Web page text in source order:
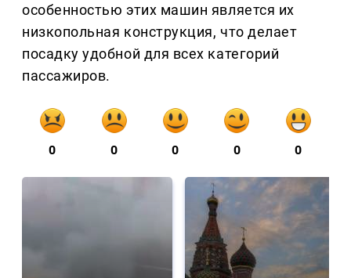
особенностью этих машин является их
низкопольная конструкция, что делает
посадку удобной для всех категорий
пассажиров.
0 0 0 0 0